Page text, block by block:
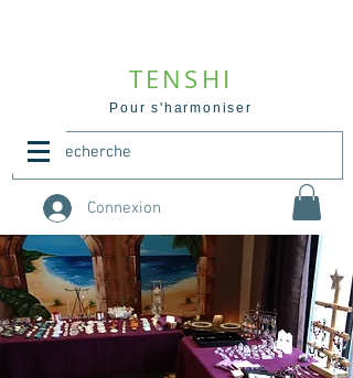
TENSHI
Pour s'harmoniser
Connexion